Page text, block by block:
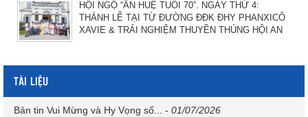
HỘI NGỘ “ÂN HUỆ TUỔI 70”. NGÀY THỨ 4:
THÁNH LỄ TẠI TỪ ĐƯỜNG ĐĐK ĐHY PHANXICÔ
XAVIE & TRẢI NGHIỆM THUYỀN THÚNG HỘI AN
TÀI LIỆU
Bản tin Vui Mừng và Hy Vọng số... - 01/07/2026